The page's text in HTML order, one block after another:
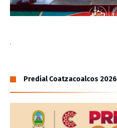
Predial Coatzacoalcos 2026